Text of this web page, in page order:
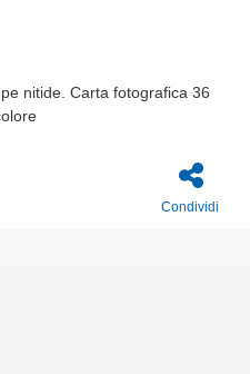
nitide. Carta fotografica 36
Condividi